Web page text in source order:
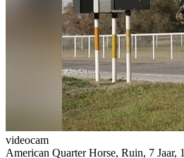
videocam
American Quarter Horse, Ruin, 7 Jaar,